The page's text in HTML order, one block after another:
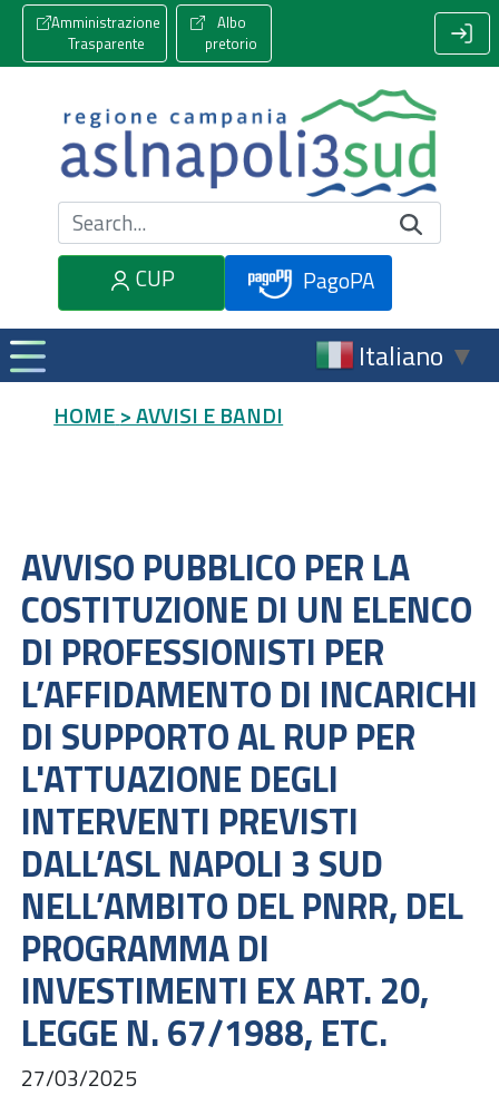
Amministrazione
Trasparente
Albo
pretorio
Cerca nel sito
CUP
PagoPA
Italiano ▼
HOME > AVVISI E BANDI
AVVISO PUBBLICO PER LA
COSTITUZIONE DI UN ELENCO
DI PROFESSIONISTI PER
L’AFFIDAMENTO DI INCARICHI
DI SUPPORTO AL RUP PER
L'ATTUAZIONE DEGLI
INTERVENTI PREVISTI
DALL’ASL NAPOLI 3 SUD
NELL’AMBITO DEL PNRR, DEL
PROGRAMMA DI
INVESTIMENTI EX ART. 20,
LEGGE N. 67/1988, ETC.
27/03/2025